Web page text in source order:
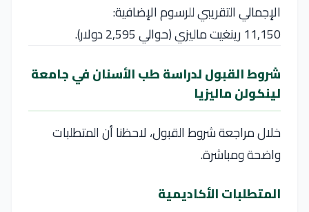
الإجمالي التقريبي للرسوم الإضافية:
11,150 رينغيت ماليزي (حوالي 2,595 دولار).
شروط القبول لدراسة طب الأسنان في جامعة
لينكولن ماليزيا
خلال مراجعة شروط القبول، لاحظنا أن المتطلبات
واضحة ومباشرة.
المتطلبات الأكاديمية